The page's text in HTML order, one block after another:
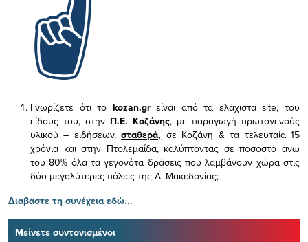
Γνωρίζετε ότι το kozan.gr είναι από τα ελάχισταsite, του
είδους του, στην Π.Ε. Κοζάνης, με παραγωγή πρωτογενούς
υλικού – ειδήσεων,σταθερά, σε Κοζάνη & τα τελευταία 15
χρόνια και στην Πτολεμαΐδα, καλύπτοντας σε ποσοστό άνω
του 80% όλα τα γεγονότα δράσεις που λαμβάνουν χώρα στις
δύο μεγαλύτερες πόλεις της Δ. Μακεδονίας;
Διαβάστε τη συνέχεια εδώ...
Μείνετε συντονισμένοι